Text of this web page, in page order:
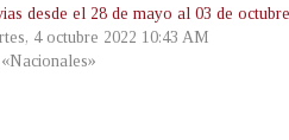
desde el 28 de mayo al 03 de octubre
4 octubre 2022 10:43 AM